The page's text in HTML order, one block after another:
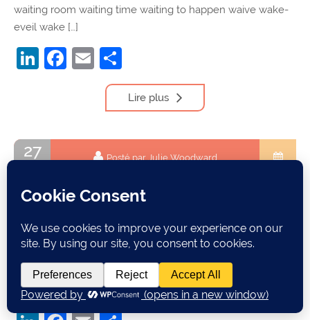
waiting room waiting time waiting to happen waive wake-
eveil wake […]
LinkedIn
Facebook
Email
Lire plus
27 Posté par Julie Woodward
Vocabulaire anglais commençant par la lettre V
vacant vacation vacation spot vaccine vacuum vagabond
vaginal vague valedictorian valentine’s day valid valley
variable interest rate variant variety various vast vat vatican
[…]